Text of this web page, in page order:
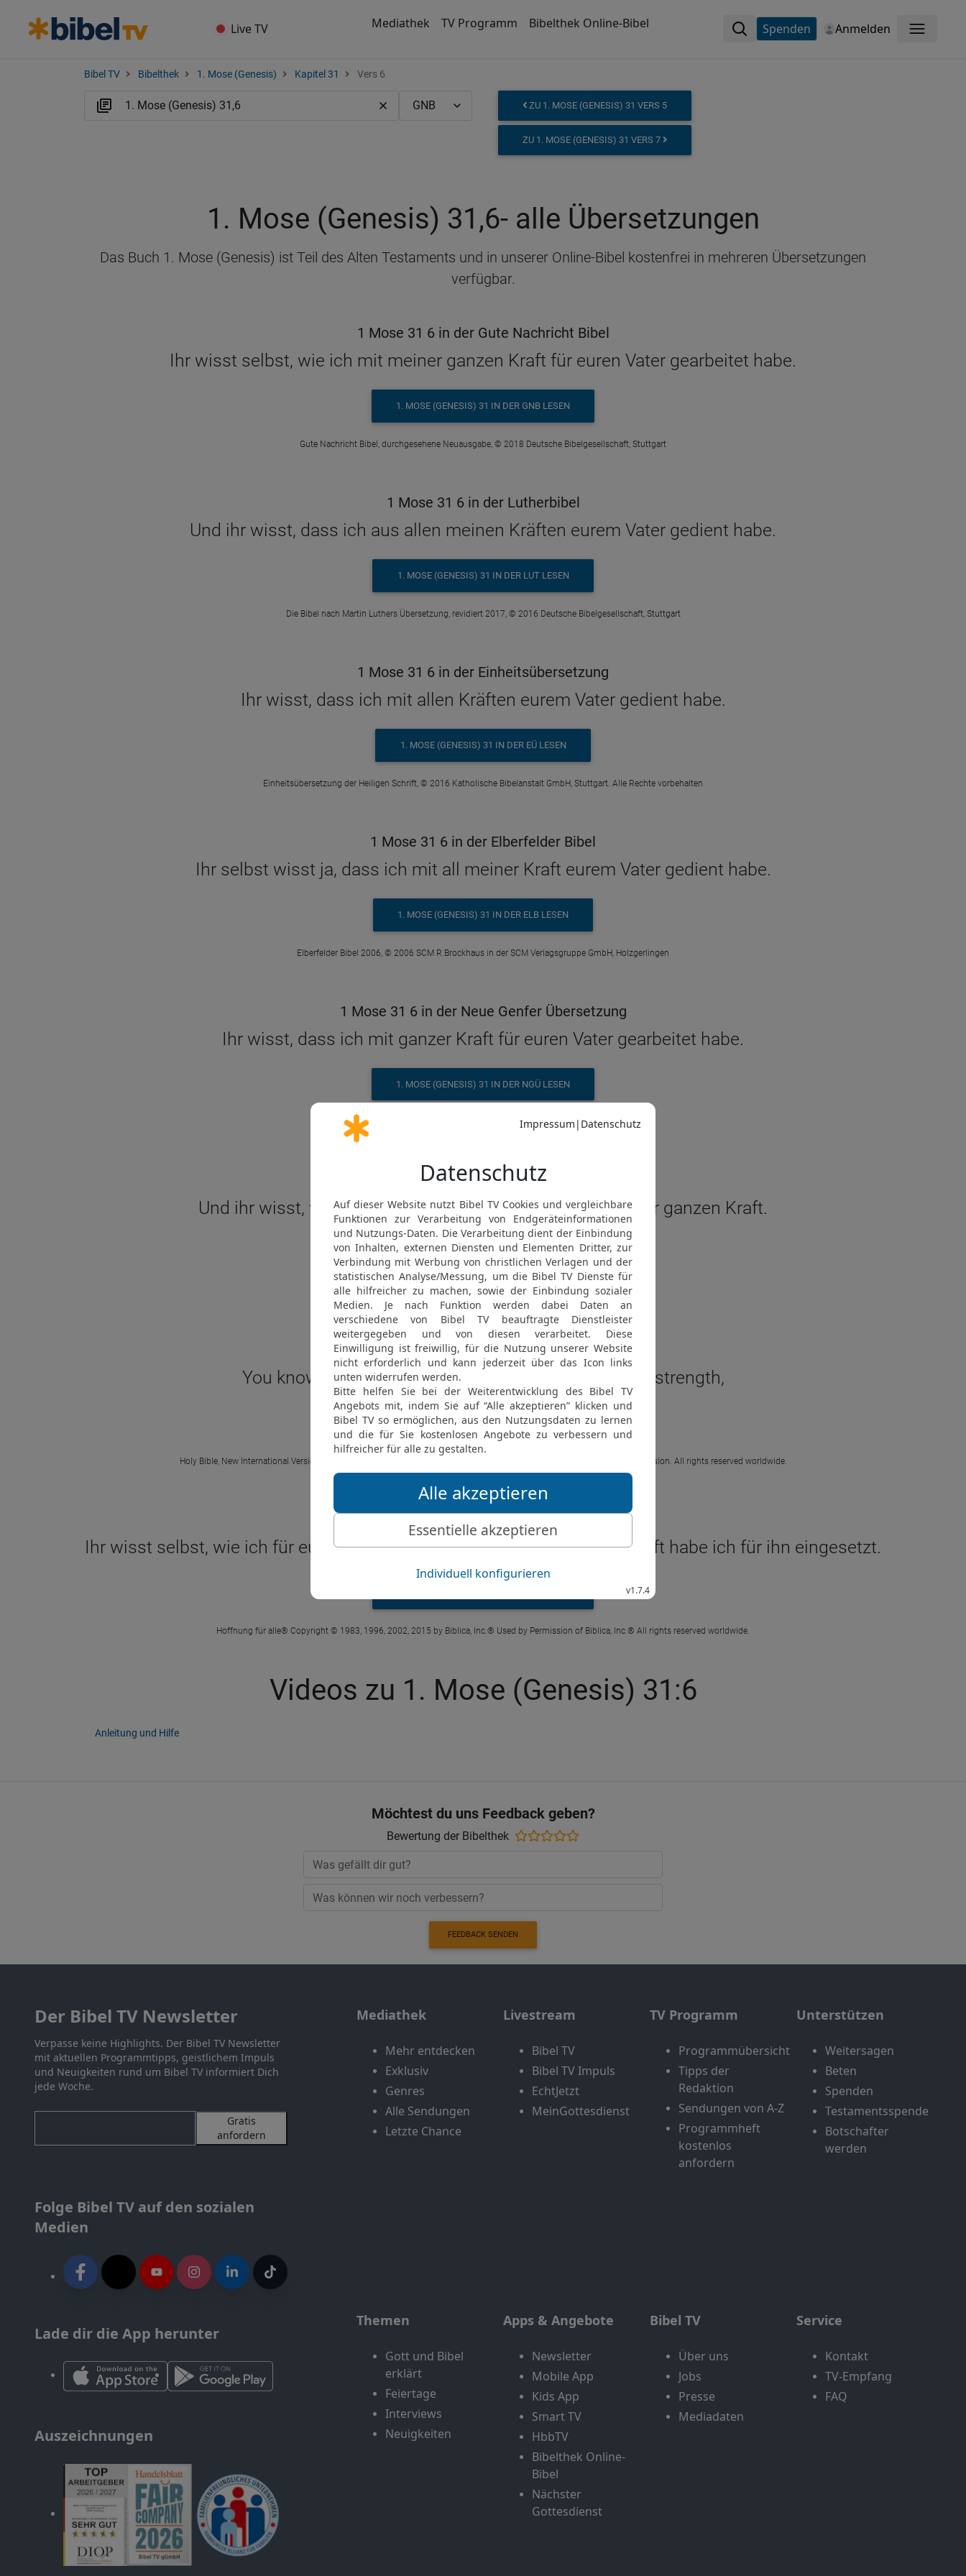
Live TV Mediathek TV Programm Bibelthek Online-Bibel Spenden Anmelden Menü
Bibel TV Bibelthek 1. Mose (Genesis) Kapitel 31 Vers 6
ZU 1. MOSE (GENESIS) 31 VERS 5
ZU 1. MOSE (GENESIS) 31 VERS 7
1. Mose (Genesis) 31,6- alle Übersetzungen
Das Buch 1. Mose (Genesis) ist Teil des Alten Testaments und in unserer Online-Bibel kostenfrei in mehreren Übersetzungen
verfügbar.
1 Mose 31 6 in der Gute Nachricht Bibel
Ihr wisst selbst, wie ich mit meiner ganzen Kraft für euren Vater gearbeitet habe.
1. MOSE (GENESIS) 31 IN DER GNB LESEN
Gute Nachricht Bibel, durchgesehene Neuausgabe, © 2018 Deutsche Bibelgesellschaft, Stuttgart
1 Mose 31 6 in der Lutherbibel
Und ihr wisst, dass ich aus allen meinen Kräften eurem Vater gedient habe.
1. MOSE (GENESIS) 31 IN DER LUT LESEN
Die Bibel nach Martin Luthers Übersetzung, revidiert 2017, © 2016 Deutsche Bibelgesellschaft, Stuttgart
1 Mose 31 6 in der Einheitsübersetzung
Ihr wisst, dass ich mit allen Kräften eurem Vater gedient habe.
1. MOSE (GENESIS) 31 IN DER EÜ LESEN
Einheitsübersetzung der Heiligen Schrift, © 2016 Katholische Bibelanstalt GmbH, Stuttgart. Alle Rechte vorbehalten
1 Mose 31 6 in der Elberfelder Bibel
Ihr selbst wisst ja, dass ich mit all meiner Kraft eurem Vater gedient habe.
1. MOSE (GENESIS) 31 IN DER ELB LESEN
Elberfelder Bibel 2006, © 2006 SCM R.Brockhaus in der SCM Verlagsgruppe GmbH, Holzgerlingen
1 Mose 31 6 in der Neue Genfer Übersetzung
Ihr wisst, dass ich mit ganzer Kraft für euren Vater gearbeitet habe.
1. MOSE (GENESIS) 31 IN DER NGÜ LESEN
© Genfer Bibelgesellschaft / Deutsche Bibelgesellschaft, Stuttgart
1 Mose 31 6 in der Schlachter 2000
Und ihr wisst, wie ich eurem Vater gedient habe mit meiner ganzen Kraft.
1. MOSE (GENESIS) 31 IN DER SLT LESEN
© 2000 Genfer Bibelgesellschaft
1 Mose 31 6 in der New International Version
You know that I’ve worked for your father with all my strength,
1. MOSE (GENESIS) 31 IN DER NIV LESEN
Holy Bible, New International Version ® (Anglicised), NIV TM Copyright © 1979, 1984, 2011 by Biblica, Inc. Used with permission. All rights reserved worldwide.
1 Mose 31 6 in der Hoffnung für Alle
Ihr wisst selbst, wie ich für euren Vater gearbeitet habe; meine ganze Kraft habe ich für ihn eingesetzt.
Hoffnung für alle® Copyright © 1983, 1996, 2002, 2015 by Biblica, Inc.® Used by Permission of Biblica, Inc.® All rights reserved worldwide.
Videos zu 1. Mose (Genesis) 31:6
Anleitung und Hilfe
Möchtest du uns Feedback geben?
Bewertung der Bibelthek
FEEDBACK SENDEN
Der Bibel TV Newsletter
Verpasse keine Highlights. Der Bibel TV Newsletter
mit aktuellen Programmtipps, geistlichem Impuls
und Neuigkeiten rund um Bibel TV informiert Dich
jede Woche.
Gratis
anfordern
Folge Bibel TV auf den sozialen
Medien
Lade dir die App herunter
Auszeichnungen
Mediathek
Mehr entdecken
Exklusiv
Genres
Alle Sendungen
Letzte Chance
Livestream
Bibel TV
Bibel TV Impuls
EchtJetzt
MeinGottesdienst
TV Programm
Programmübersicht
Tipps der
Redaktion
Sendungen von A-Z
Programmheft
kostenlos
anfordern
Unterstützen
Weitersagen
Beten
Spenden
Testamentsspende
Botschafter
werden
Themen
Gott und Bibel
erklärt
Feiertage
Interviews
Neuigkeiten
Apps & Angebote
Newsletter
Mobile App
Kids App
Smart TV
HbbTV
Bibelthek Online-
Bibel
Nächster
Gottesdienst
Bibel TV
Über uns
Jobs
Presse
Mediadaten
Service
Kontakt
TV-Empfang
FAQ